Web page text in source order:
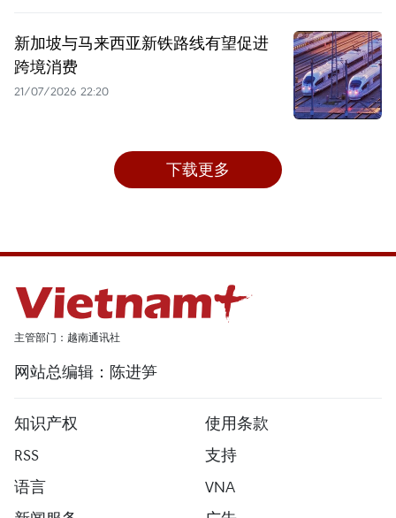
新加坡与马来西亚新铁路线有望促进
跨境消费
21/07/2026 22:20
下载更多
主管部门：越南通讯社
网站总编辑：陈进笋
知识产权
使用条款
RSS
支持
语言
VNA